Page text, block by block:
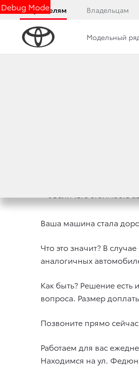
Debug Mode
Покупателям Владельцам
Модельный
Ваша машина стала
Что это значит? В
аналогичных
Как быть? Решение
вопроса. Размер
Позвоните прямо
Работаем для вас
Находимся на ул.